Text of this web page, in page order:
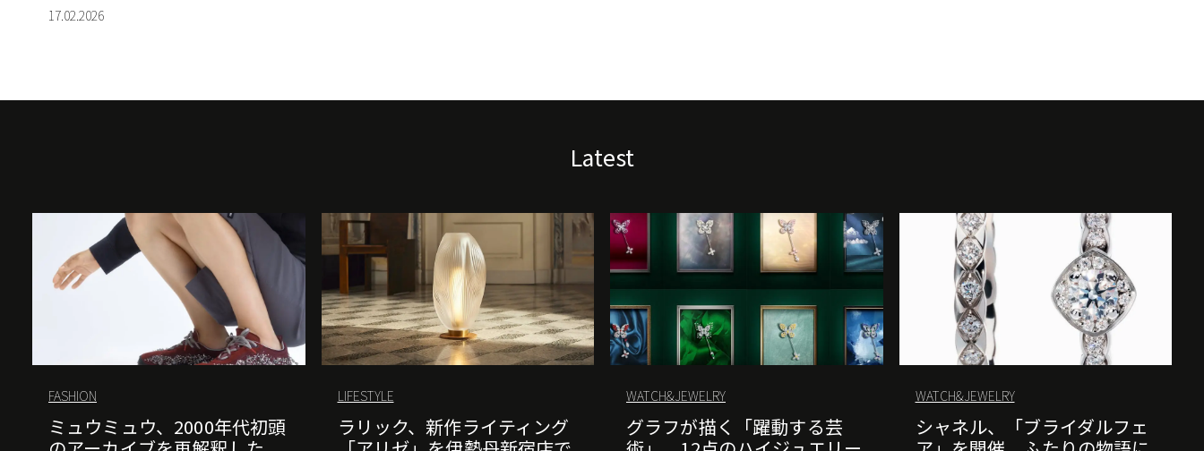
17.02.2026
Latest
FASHION
ミュウミュウ、2000年代初頭
LIFESTYLE
ラリック、新作ライティング
WATCH&JEWELRY
グラフが描く「躍動する芸
WATCH&JEWELRY
シャネル、「ブライダルフェ